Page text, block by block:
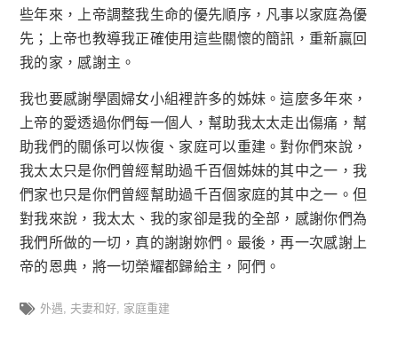
些年來，上帝調整我生命的優先順序，凡事以家庭為優
先；上帝也教導我正確使用這些關懷的簡訊，重新贏回
我的家，感謝主。
我也要感謝學園婦女小組裡許多的姊妹。這麼多年來，
上帝的愛透過你們每一個人，幫助我太太走出傷痛，幫
助我們的關係可以恢復、家庭可以重建。對你們來說，
我太太只是你們曾經幫助過千百個姊妹的其中之一，我
們家也只是你們曾經幫助過千百個家庭的其中之一。但
對我來說，我太太、我的家卻是我的全部，感謝你們為
我們所做的一切，真的謝謝妳們。最後，再一次感謝上
帝的恩典，將一切榮耀都歸給主，阿們。
外遇, 夫妻和好, 家庭重建